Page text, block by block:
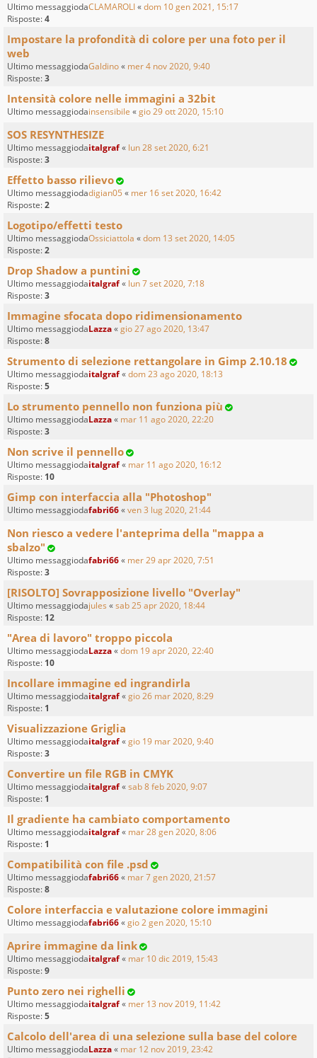
Ultimo messaggiodaCLAMAROLI«dom 10 gen 2021, 15:17
Risposte:4
Impostare la profondità di colore per una foto per il
web
Ultimo messaggiodaGaldino« mer 4 nov 2020, 9:40
Risposte:3
Intensità colore nelle immagini a 32bit
Ultimo messaggiodainsensibile «gio 29 ott 2020, 15:10
SOS RESYNTHESIZE
Ultimo messaggiodaitalgraf« lun 28 set 2020, 6:21
Risposte:3
Effetto basso rilievo
Ultimo messaggiodadigian05 « mer 16 set 2020, 16:42
Risposte:2
Logotipo/effetti testo
Ultimo messaggiodaOssiciattola «dom 13 set 2020, 14:05
Risposte:2
Drop Shadow a puntini
Ultimo messaggiodaitalgraf« lun 7 set 2020, 7:18
Risposte:3
Immagine sfocata dopo ridimensionamento
Ultimo messaggiodaLazza«gio 27 ago 2020, 13:47
Risposte:8
Strumento di selezione rettangolare in Gimp 2.10.18
Ultimo messaggiodaitalgraf«dom 23 ago 2020, 18:13
Risposte:5
Lo strumento pennello non funziona più
Ultimo messaggiodaLazza« mar 11 ago 2020, 22:20
Risposte:3
Non scrive il pennello
Ultimo messaggiodaitalgraf« mar 11 ago 2020, 16:12
Risposte: 10
Gimp con interfaccia alla "Photoshop"
Ultimo messaggiodafabri66«ven 3 lug 2020, 21:44
Non riesco a vedere l'anteprima della "mappa a
sbalzo"
Ultimo messaggiodafabri66« mer 29 apr 2020, 7:51
Risposte:3
[RISOLTO] Sovrapposizione livello "Overlay"
Ultimo messaggiodajules «sab 25 apr 2020, 18:44
Risposte: 12
"Area di lavoro" troppo piccola
Ultimo messaggiodaLazza«dom 19 apr 2020, 22:40
Risposte: 10
Incollare immagine ed ingrandirla
Ultimo messaggiodaitalgraf«gio 26 mar 2020, 8:29
Risposte: 1
Visualizzazione Griglia
Ultimo messaggiodaitalgraf«gio 19 mar 2020, 9:40
Risposte:3
Convertire un file RGB in CMYK
Ultimo messaggiodaitalgraf«sab 8 feb 2020, 9:07
Risposte: 1
Il gradiente ha cambiato comportamento
Ultimo messaggiodaitalgraf« mar 28 gen 2020, 8:06
Risposte: 1
Compatibilità con file .psd
Ultimo messaggiodafabri66« mar 7 gen 2020, 21:57
Risposte:8
Colore interfaccia e valutazione colore immagini
Ultimo messaggiodafabri66«gio 2 gen 2020, 15:10
Aprire immagine da link
Ultimo messaggiodaitalgraf« mar 10 dic 2019, 15:43
Risposte:9
Punto zero nei righelli
Ultimo messaggiodaitalgraf« mer 13 nov 2019, 11:42
Risposte:5
Calcolo dell'area di una selezione sulla base del colore
Ultimo messaggiodaLazza« mar 12 nov 2019, 23:42